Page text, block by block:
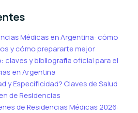
Médicas en Argentina: cómo
y cómo prepararte mejor
claves y bibliografía oficial para el
en Argentina
y Especificidad? Claves de Salud
de Residencias
de Residencias Médicas 2026: